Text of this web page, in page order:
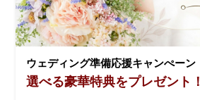
ウェディング準備応援キャンぺーン
選べる豪華特典をプレゼント！